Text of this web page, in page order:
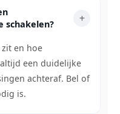
schakelen?
en hoe
een duidelijke
achteraf. Bel of
is.